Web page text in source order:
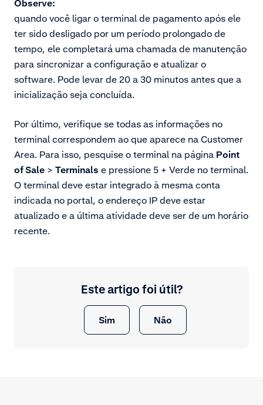
Observe:
quando você ligar o terminal de pagamento após ele
ter sido desligado por um período prolongado de
tempo, ele completará uma chamada de manutenção
para sincronizar a configuração e atualizar o
software. Pode levar de 20 a 30 minutos antes que a
inicialização seja concluída.
Por último, verifique se todas as informações no
terminal correspondem ao que aparece na Customer
Area. Para isso, pesquise o terminal na página Point
of Sale > Terminals e pressione 5 + Verde no terminal.
O terminal deve estar integrado à mesma conta
indicada no portal, o endereço IP deve estar
atualizado e a última atividade deve ser de um horário
recente.
Este artigo foi útil?
Sim Não